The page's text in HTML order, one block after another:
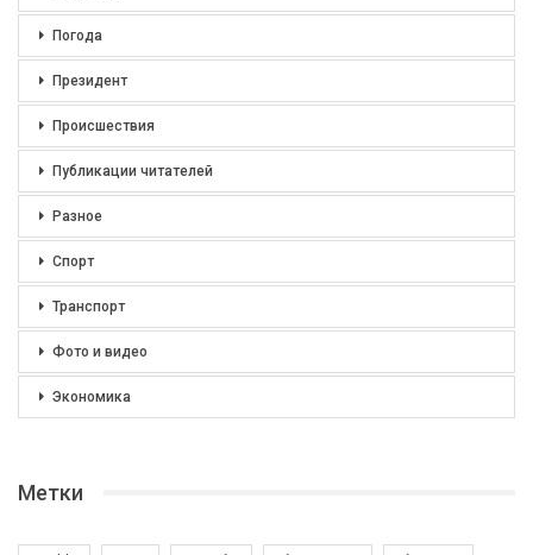
Погода
Президент
Происшествия
Публикации читателей
Разное
Спорт
Транспорт
Фото и видео
Экономика
Метки